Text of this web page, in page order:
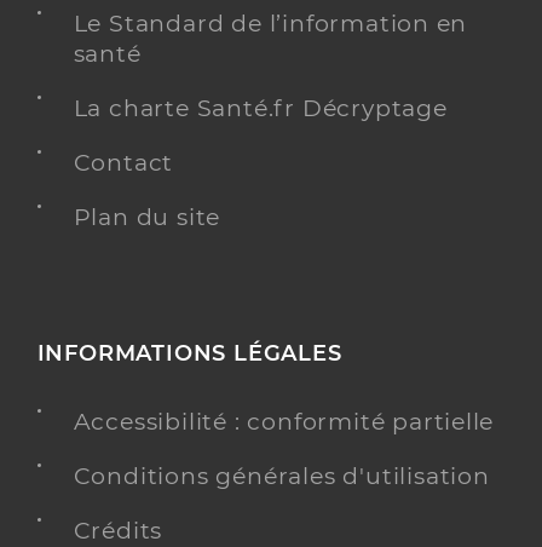
Le Standard de l’information en
santé
La charte Santé.fr Décryptage
Contact
Plan du site
INFORMATIONS LÉGALES
Accessibilité : conformité partielle
Conditions générales d'utilisation
Crédits